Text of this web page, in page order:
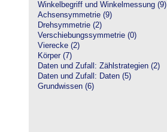
Winkelbegriff und Winkelmessung (9)
Achsensymmetrie (9)
Drehsymmetrie (2)
Verschiebungssymmetrie (0)
Vierecke (2)
Körper (7)
Daten und Zufall: Zählstrategien (2)
Daten und Zufall: Daten (5)
Grundwissen (6)